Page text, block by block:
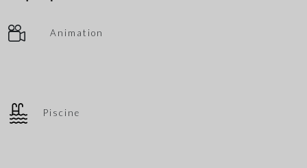
Animation
Piscine